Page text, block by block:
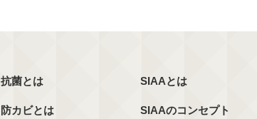
抗菌とは
防カビとは
SIAAとは
SIAAのコンセプト